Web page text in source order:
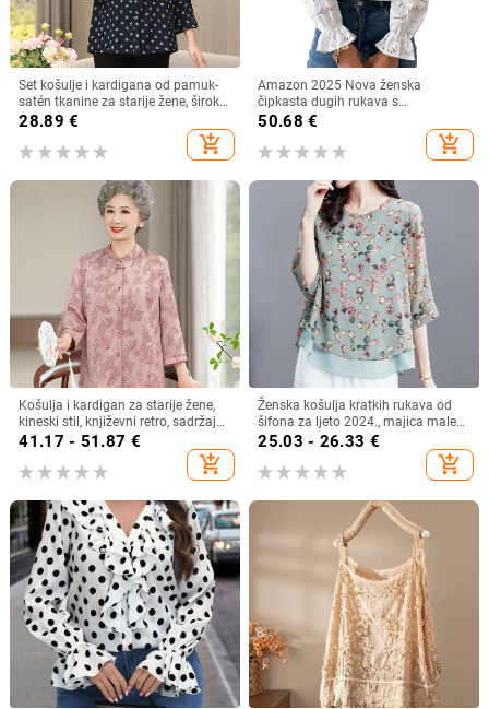
Set košulje i kardigana od pamuk-
satén tkanine za starije žene, širok
kroj, plus veličina, ljeto–jesen
28.89 €
add_shopping_cart
Amazon 2025 Nova ženska
čipkasta dugih rukava s
podstavom, modna šuplja heklana
50.68 €
add_shopping_cart
Košulja i kardigan za starije žene,
kineski stil, književni retro, sadržaj
vlakana 30–50%, bez ovratnika
41.17 - 51.87 €
add_shopping_cart
Ženska košulja kratkih rukava od
šifona za ljeto 2024., majica male
veličine, plus size
25.03 - 26.33 €
add_shopping_cart